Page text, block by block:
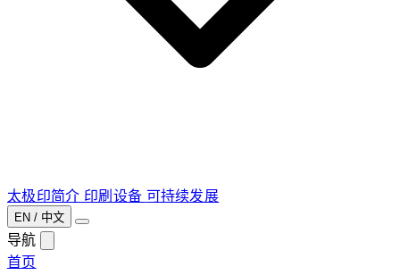
太极印简介 印刷设备 可持续发展
EN / 中文
导航
首页